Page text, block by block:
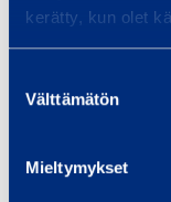
kerätty, kun olet
valinta
Välttämätön
Mieltymykset
Unit price:
Aggregated